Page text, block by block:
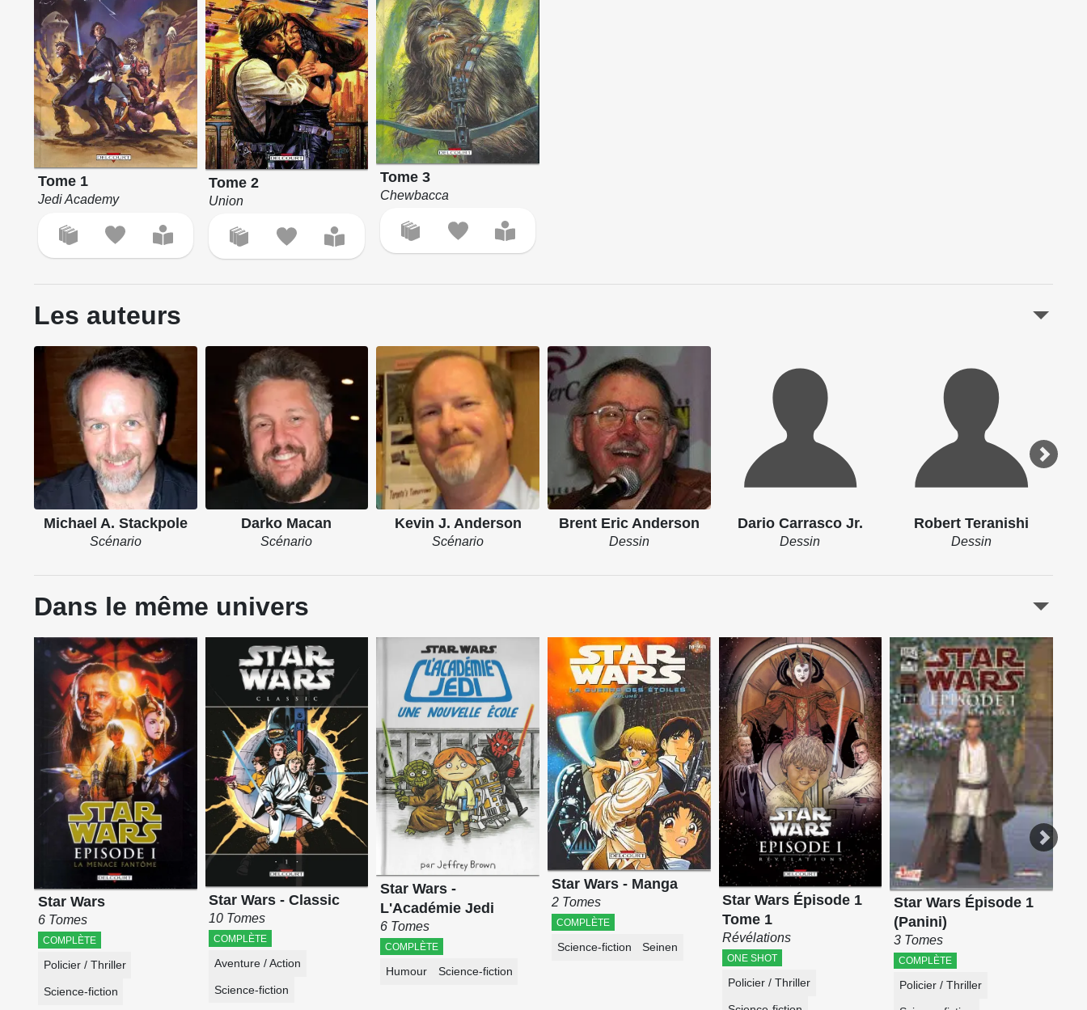
Tome 1
Jedi Academy
Tome 2
Union
Tome 3
Chewbacca
Les auteurs
Michael A. Stackpole
Scénario
Darko Macan
Scénario
Kevin J. Anderson
Scénario
Brent Eric Anderson
Dessin
Dario Carrasco Jr.
Dessin
Robert Teranishi
Dessin
Dans le même univers
Star Wars
6 Tomes
COMPLÈTE
Policier / Thriller
Science-fiction
Star Wars - Classic
10 Tomes
COMPLÈTE
Aventure / Action
Science-fiction
Star Wars -
L'Académie Jedi
6 Tomes
COMPLÈTE
Humour Science-fiction
Star Wars - Manga
2 Tomes
COMPLÈTE
Science-fiction Seinen
Star Wars Épisode 1
Tome 1
Révélations
ONE SHOT
Policier / Thriller
Star Wars Épisode 1
(Panini)
3 Tomes
COMPLÈTE
Policier / Thriller